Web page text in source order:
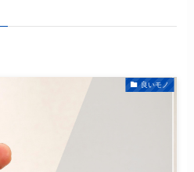
良いモノ